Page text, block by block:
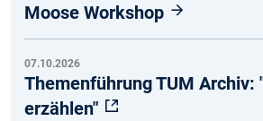
Moose Workshop
07.10.2026
Themenführung TUM Archiv:
erzählen"